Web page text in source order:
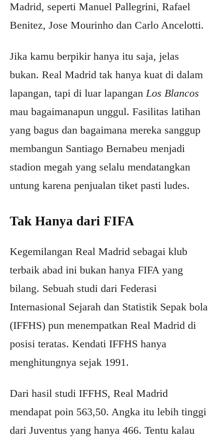
Madrid, seperti Manuel Pallegrini, Rafael
Benitez, Jose Mourinho dan Carlo Ancelotti.
Jika kamu berpikir hanya itu saja, jelas
bukan. Real Madrid tak hanya kuat di dalam
lapangan, tapi di luar lapanganLos Blancos
mau bagaimanapun unggul. Fasilitas latihan
yang bagus dan bagaimana mereka sanggup
membangun Santiago Bernabeu menjadi
stadion megah yang selalu mendatangkan
untung karena penjualan tiket pasti ludes.
Tak Hanya dari FIFA
Kegemilangan Real Madrid sebagai klub
terbaik abad ini bukan hanya FIFA yang
bilang. Sebuah studi dari Federasi
Internasional Sejarah dan Statistik Sepak bola
(IFFHS) pun menempatkan Real Madrid di
posisi teratas. Kendati IFFHS hanya
menghitungnya sejak 1991.
Dari hasil studi IFFHS, Real Madrid
mendapat poin 563,50. Angka itu lebih tinggi
dari Juventus yang hanya 466. Tentu kalau